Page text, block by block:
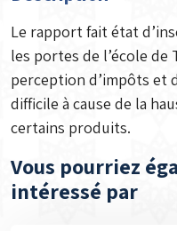
Le rapport fait état
les portes de l’école de
perception d’impôts et
difficile à cause de la
certains produits.
Vous pourriez
intéressé par